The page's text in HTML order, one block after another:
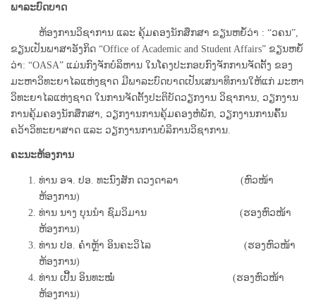
ພາລະບົດບາດ
ຫ້ອງການວິຊາການ ແລະ ຄຸ້ມຄອງນັກສຶກສາ ຂຽນຫຍໍ້ວ່າ : “ວຄນ”,
ຂຽນເປັນພາສາອັງກິດ “Office of Academic and Student Affairs” ຂຽນຫຍໍ້
ວ່າ: “OASA” ແມ່ນກົງຈັກບໍລິຫານ ໃນໂຄງປະກອບກົງຈັກການຈັດຕັ້ງ ຂອງ
ມະຫາວິທະຍາໄລແຫ່ງຊາດ ມີພາລະບົດບາດເປັນເສນາທິການໃຫ້ແກ່ ມະຫາ
ວິທະຍາໄລແຫ່ງຊາດ ໃນການຈັດຕັ້ງປະຕິບັດວຽກງານ ວິຊາການ, ວຽກງານ
ການຄຸ້ມຄອງນັກສຶກສາ, ວຽກງານການຄຸ້ມຄອງຫໍພັກ, ວຽກງານການຄົ້ນ
ຄວ້າວິທະຍາສາດ ແລະ ວຽກງານການບໍລິການວິຊາການ.
ຄະນະຫ້ອງການ
ທ່ານ ອຈ. ປອ. ທະນົງສັກ ດວງດາລາ
(ຫົວໜ້າ
ຫ້ອງການ)
ທ່ານ ນາງ ບຸນນຳ ຊົມວິມານ (ຮອງຫົວໜ້າ
ຫ້ອງການ)
ທ່ານ ປອ. ຄຳຫຼ້າ ອິນຄະວິໄລ (ຮອງຫົວໜ້າ
ຫ້ອງການ)
ທ່ານ ເປີ້ນ ອິນທະໝໍ່ (ຮອງຫົວໜ້າ
ຫ້ອງການ)